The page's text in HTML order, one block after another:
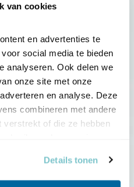
van cookies
en advertenties te
social media te bieden
analyseren. Ook delen we
onze site met onze
en analyse. Deze
combineren met andere
verstrekt of die ze hebben
Details tonen